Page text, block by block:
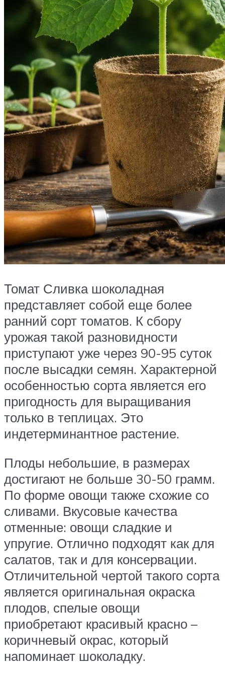
Томат Сливка шоколадная
представляет собой еще более
ранний сорт томатов. К сбору
урожая такой разновидности
приступают уже через 90-95 суток
после высадки семян. Характерной
особенностью сорта является его
пригодность для выращивания
только в теплицах. Это
индетерминантное растение.
Плоды небольшие, в размерах
достигают не больше 30-50 грамм.
По форме овощи также схожие со
сливами. Вкусовые качества
отменные: овощи сладкие и
упругие. Отлично подходят как для
салатов, так и для консервации.
Отличительной чертой такого сорта
является оригинальная окраска
плодов, спелые овощи
приобретают красивый красно –
коричневый окрас, который
напоминает шоколадку.